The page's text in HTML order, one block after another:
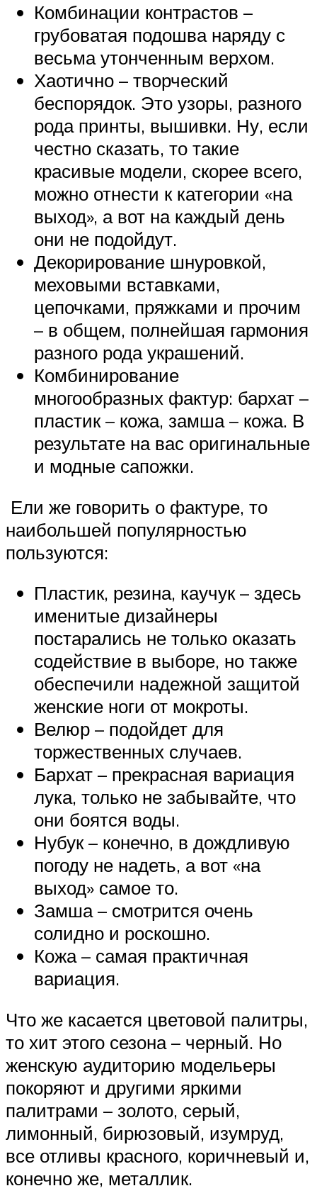
Комбинации контрастов –
грубоватая подошва наряду с
весьма утонченным верхом.
Хаотично – творческий
беспорядок. Это узоры, разного
рода принты, вышивки. Ну, если
честно сказать, то такие
красивые модели, скорее всего,
можно отнести к категории «на
выход», а вот на каждый день
они не подойдут.
Декорирование шнуровкой,
меховыми вставками,
цепочками, пряжками и прочим
– в общем, полнейшая гармония
разного рода украшений.
Комбинирование
многообразных фактур: бархат –
пластик – кожа, замша – кожа. В
результате на вас оригинальные
и модные сапожки.
Ели же говорить о фактуре, то
наибольшей популярностью
пользуются:
Пластик, резина, каучук – здесь
именитые дизайнеры
постарались не только оказать
содействие в выборе, но также
обеспечили надежной защитой
женские ноги от мокроты.
Велюр – подойдет для
торжественных случаев.
Бархат – прекрасная вариация
лука, только не забывайте, что
они боятся воды.
Нубук – конечно, в дождливую
погоду не надеть, а вот «на
выход» самое то.
Замша – смотрится очень
солидно и роскошно.
Кожа – самая практичная
вариация.
Что же касается цветовой палитры,
то хит этого сезона – черный. Но
женскую аудиторию модельеры
покоряют и другими яркими
палитрами – золото, серый,
лимонный, бирюзовый, изумруд,
все отливы красного, коричневый и,
конечно же, металлик.